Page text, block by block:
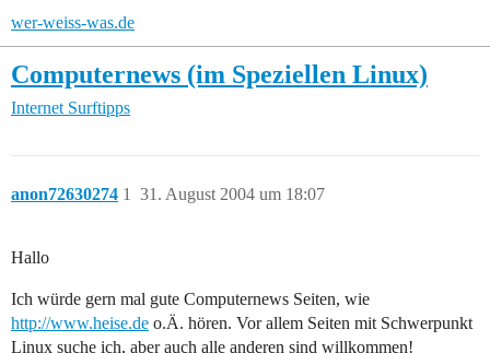
wer-weiss-was.de
Computernews (im Speziellen Linux)
Internet Surftipps
anon72630274 31. August 2004 um 18:07
1
Hallo
Ich würde gern mal gute Computernews Seiten, wie
http://www.heise.de o.Ä. hören. Vor allem Seiten mit Schwerpunkt
Linux suche ich, aber auch alle anderen sind willkommen!